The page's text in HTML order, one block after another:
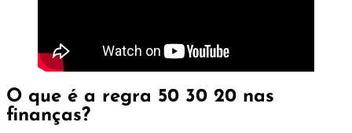
O que é a regra 50 30 20 nas
finanças?